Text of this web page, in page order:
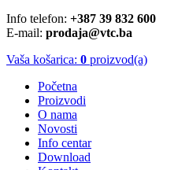
Info telefon: +387 39 832 600
E-mail: prodaja@vtc.ba
Vaša košarica: 0 proizvod(a)
Početna
Proizvodi
O nama
Novosti
Info centar
Download